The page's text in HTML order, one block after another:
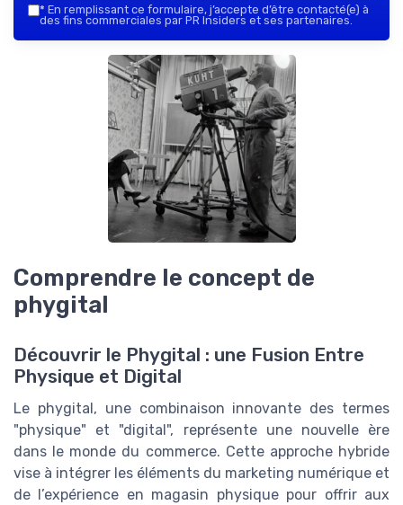
* En remplissant ce formulaire, j’accepte d’être contacté(e) à
des fins commerciales par PR Insiders et ses partenaires.
Comprendre le concept de
phygital
Découvrir le Phygital : une Fusion Entre
Physique et Digital
Le phygital, une combinaison innovante des termes
"physique" et "digital", représente une nouvelle ère
dans le monde du commerce. Cette approche hybride
vise à intégrer les éléments du marketing numérique et
de l’expérience en magasin physique pour offrir aux